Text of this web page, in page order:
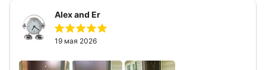
Alex and Er
19 мая 2026